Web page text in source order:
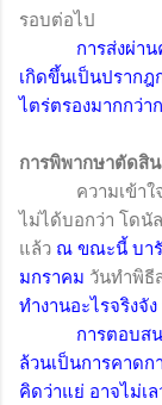
รอบต่อไป
การส่งผ่า
เกิดขึ้นเป็นปราก
ไตร่ตรองมากกว่า
การพิพากษาตัดสิ
ความเข้าใจส
ไม่ได้บอกว่า โดนั
แล้ว ณ ขณะนี้ บารั
มกราคม วันทำพิธี
ทำงานอะไรจริงจั
การตอบส
ล้วนเป็นการคาดก
คิดว่าแย่ อาจไม่เ